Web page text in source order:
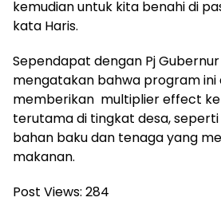
kemudian untuk kita benahi di
kata Haris.
Sependapat dengan Pj Gubernur
mengatakan bahwa program ini
memberikan multiplier effect
terutama di tingkat desa,
bahan baku dan tenaga yang
makanan.
Post Views: 284